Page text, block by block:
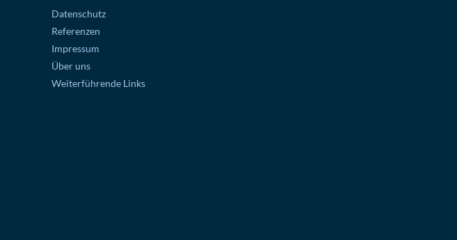
Datenschutz
Referenzen
Impressum
Über uns
Weiterführende Links